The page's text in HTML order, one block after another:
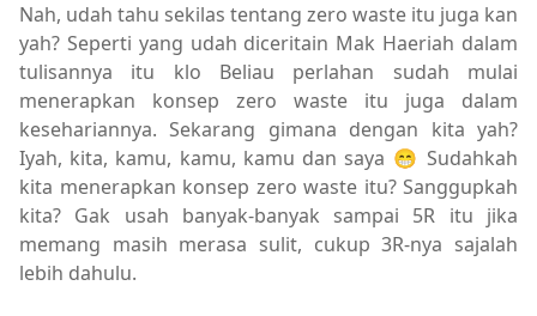
Nah, udah tahu sekilas tentang zero waste itu juga kan
yah? Seperti yang udah diceritain Mak Haeriah dalam
tulisannya itu klo Beliau perlahan sudah mulai
menerapkan konsep zero waste itu juga dalam
kesehariannya. Sekarang gimana dengan kita yah?
Iyah, kita, kamu, kamu, kamu dan saya 😁 Sudahkah
kita menerapkan konsep zero waste itu? Sanggupkah
kita? Gak usah banyak-banyak sampai 5R itu jika
memang masih merasa sulit, cukup 3R-nya sajalah
lebih dahulu.